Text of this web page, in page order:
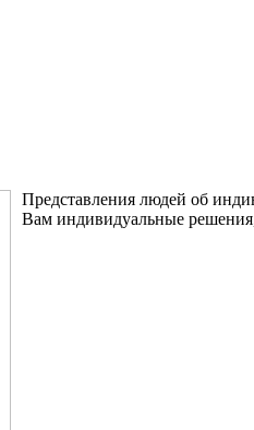
Представления людей об
Вам индивидуальные